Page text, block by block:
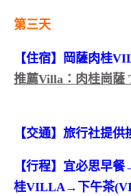
第三天
【住宿】岡薩肉桂
推薦Villa：肉桂崗薩
【交通】旅行社提供
【行程】宜必思早
桂VILLA→下午茶